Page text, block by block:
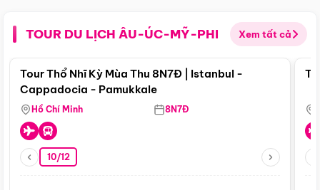
TOUR DU LỊCH ÂU-ÚC-MỸ-PHI Xem tất cả
Điểm nổi bật
Tour Thổ Nhĩ Kỳ Mùa Thu 8N7Đ | Istanbul -
Cappadocia - Pamukkale
Hồ Chí Minh 8N7Đ
10/12